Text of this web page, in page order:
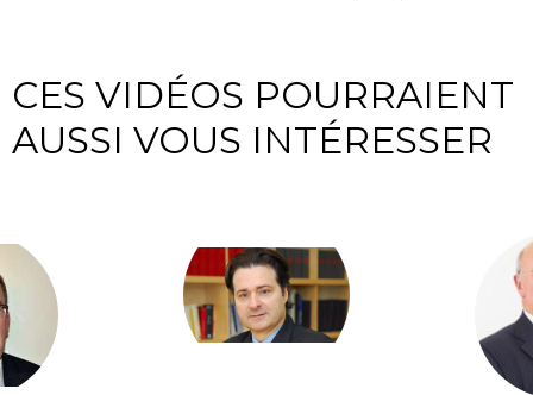
CES VIDÉOS POURRAIENT
AUSSI VOUS INTÉRESSER